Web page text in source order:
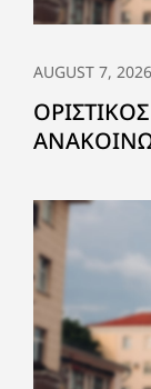
AUGUST 7, 2026